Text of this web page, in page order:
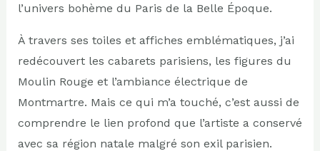
l’univers bohème du Paris de la Belle Époque.
À travers ses toiles et affiches emblématiques, j’ai
redécouvert les cabarets parisiens, les figures du
Moulin Rouge et l’ambiance électrique de
Montmartre. Mais ce qui m’a touché, c’est aussi de
comprendre le lien profond que l’artiste a conservé
avec sa région natale malgré son exil parisien.